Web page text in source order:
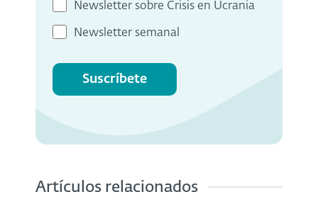
Newsletter sobre Crisis en Ucrania
Newsletter semanal
Suscríbete
Artículos relacionados